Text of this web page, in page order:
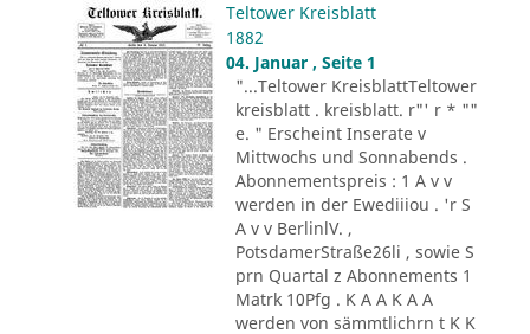
Teltower Kreisblatt
1882
04. Januar , Seite 1
"...Teltower KreisblattTeltower
kreisblatt . kreisblatt. r"' r * ""
e. " Erscheint Inserate v
Mittwochs und Sonnabends .
Abonnementspreis : 1 A v v
werden in der Ewediiiou . 'r S
A v v BerlinlV. ,
PotsdamerStraße26li , sowie S
prn Quartal z Abonnements 1
Matrk 10Pfg . K A A K A A
werden von sämmtlichrn t K K